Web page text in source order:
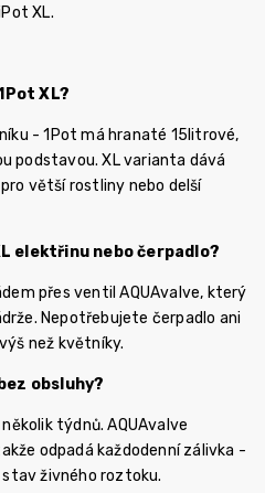
XL.
XL?
- 1Pot má hranaté 15litrové,
podstavou. XL varianta dává
větší rostliny nebo delší
elektřinu nebo čerpadlo?
přes ventil AQUAvalve, který
Nepotřebujete čerpadlo ani
než květníky.
obsluhy?
týdnů. AQUAvalve
odpadá každodenní zálivka -
živného roztoku.